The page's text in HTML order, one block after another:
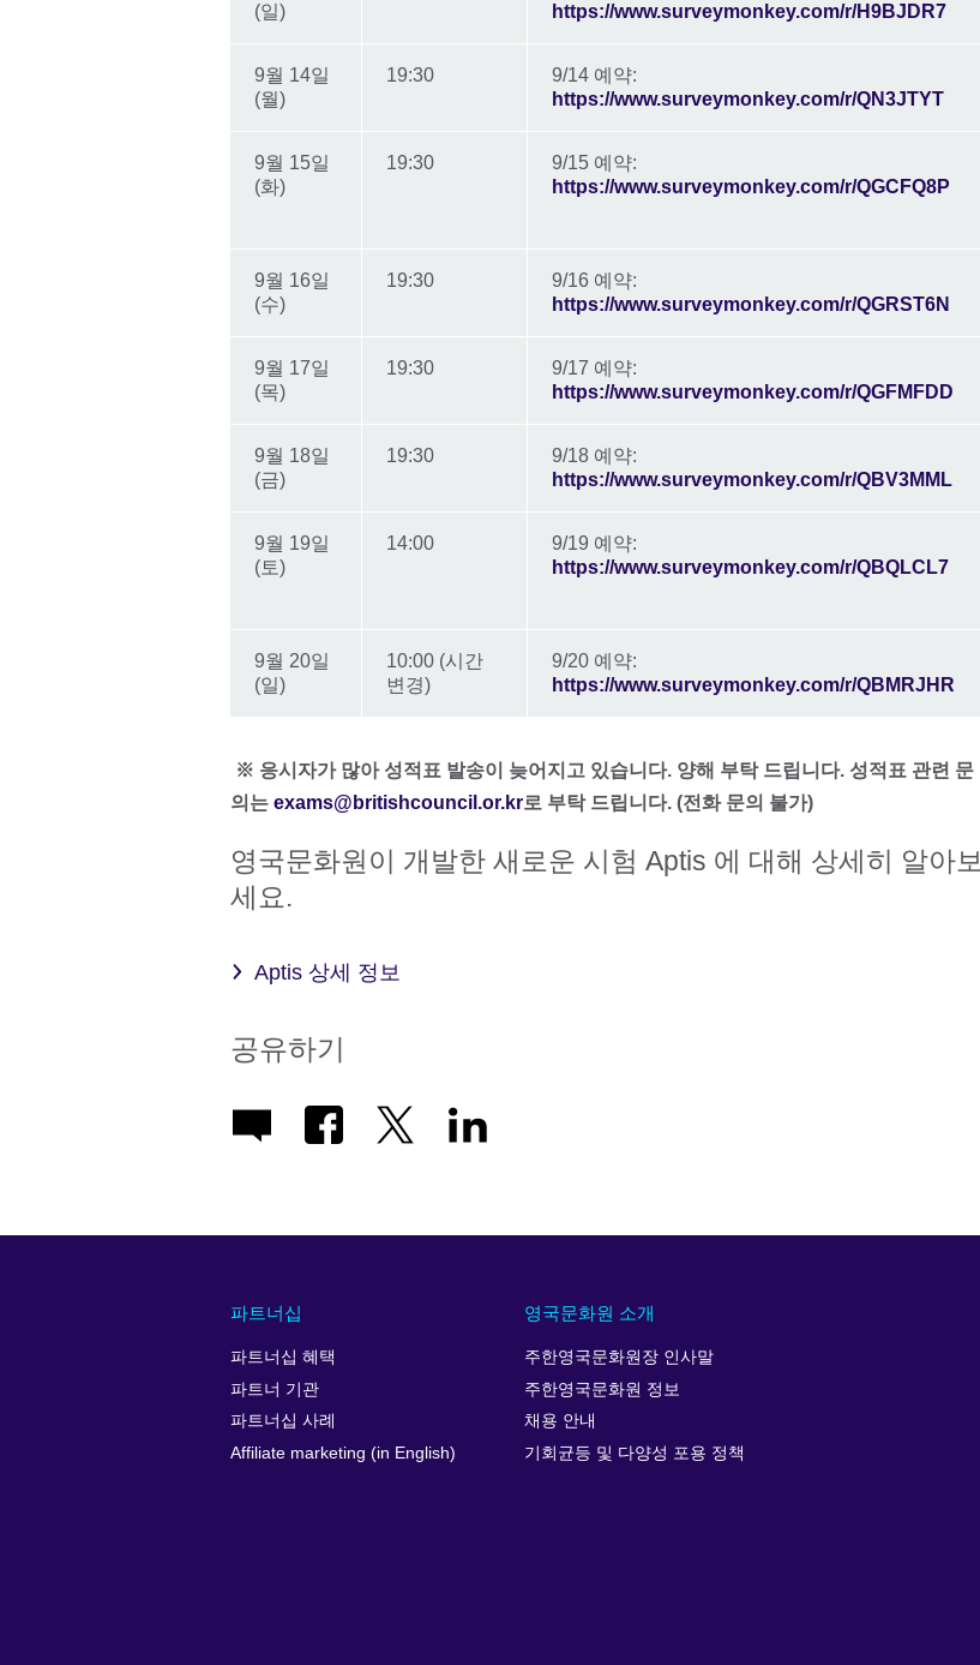
(일)
https://www.surveymonkey.com/r/H9BJDR7
9월 14일
(월)
19:30
9/14 예약:
https://www.surveymonkey.com/r/QN3JTYT
9월 15일
(화)
19:30
9/15 예약:
https://www.surveymonkey.com/r/QGCFQ8P
9월 16일
(수)
19:30
9/16 예약:
https://www.surveymonkey.com/r/QGRST6N
9월 17일
(목)
19:30
9/17 예약:
https://www.surveymonkey.com/r/QGFMFDD
9월 18일
(금)
19:30
9/18 예약:
https://www.surveymonkey.com/r/QBV3MML
9월 19일
(토)
14:00
9/19 예약:
https://www.surveymonkey.com/r/QBQLCL7
9월 20일
(일)
10:00 (시간
변경)
9/20 예약:
https://www.surveymonkey.com/r/QBMRJHR
※ 응시자가 많아 성적표 발송이 늦어지고 있습니다. 양해 부탁 드립니다. 성적표 관련 문
의는 exams@britishcouncil.or.kr로 부탁 드립니다. (전화 문의 불가)
영국문화원이 개발한 새로운 시험 Aptis 에 대해 상세히 알아보
세요.
Aptis 상세 정보
공유하기
파트너십
파트너십 혜택
파트너 기관
파트너십 사례
Affiliate marketing (in English)
영국문화원 소개
주한영국문화원장 인사말
주한영국문화원 정보
채용 안내
기회균등 및 다양성 포용 정책